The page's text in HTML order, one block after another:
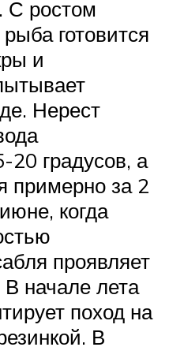
С ростом
готовится
и
Нерест
20 градусов, а
примерно за 2
когда
проявляет
начале лета
поход на
В